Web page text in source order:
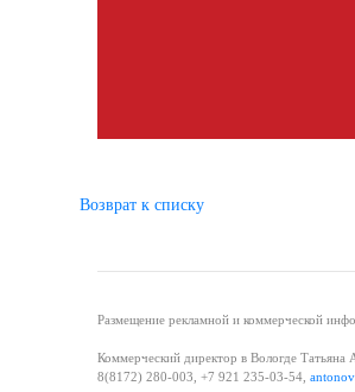
Возврат к списку
Размещение рекламной и коммерческой
Коммерческий директор в Вологде Татьяна
8(8172) 280-003, +7 921 235-03-54,